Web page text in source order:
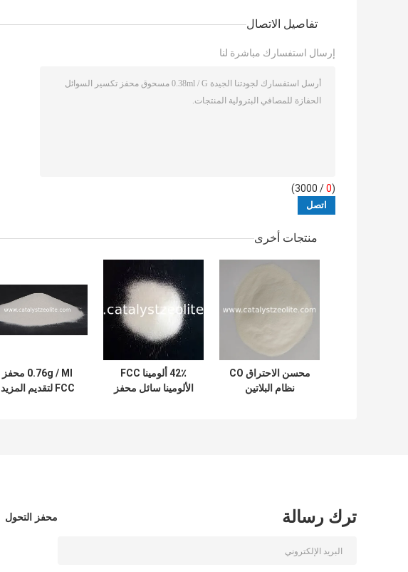
تفاصيل الاتصال
إرسال استفسارك مباشرة لنا
(
0
/ 3000)
منتجات أخرى
محسن الاحتراق CO
نظام البلاتين
42٪ ألومينا FCC
الألومينا سائل محفز
0.76g / Ml محفز
FCC لتقديم المزيد
محفز التحول ترك رسالة